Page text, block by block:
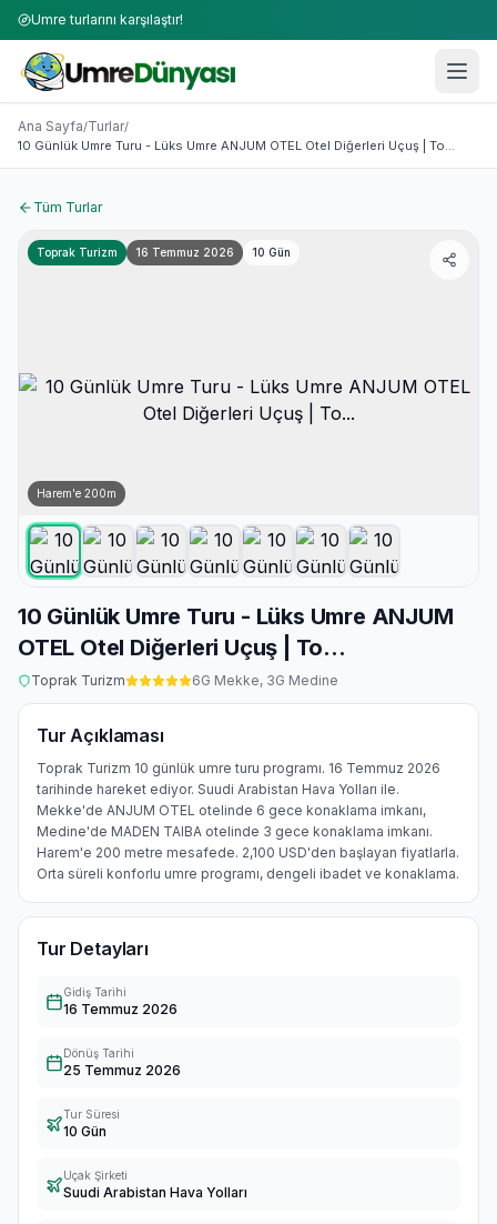
Umre turlarını karşılaştır!
Umre Turları 2026-2027 | 50+ Firma Karşılaştırması
10 Günlük Umre Turu - Lüks Umre ANJUM OTEL Otel
Ana Sayfa/Turlar/
10 Günlük Umre Turu - Lüks Umre ANJUM OTEL Otel Diğerleri Uçuş | To...
Tüm Turlar
Toprak Turizm 16 Temmuz 2026 10 Gün
Harem'e 200m
10 Günlük Umre Turu - Lüks Umre ANJUM
OTEL Otel Diğerleri Uçuş | To...
Toprak Turizm 6G Mekke, 3G Medine
Tur Açıklaması
Toprak Turizm 10 günlük umre turu programı. 16 Temmuz 2026
tarihinde hareket ediyor. Suudi Arabistan Hava Yolları ile.
Mekke'de ANJUM OTEL otelinde 6 gece konaklama imkanı,
Medine'de MADEN TAIBA otelinde 3 gece konaklama imkanı.
Harem'e 200 metre mesafede. 2,100 USD'den başlayan fiyatlarla.
Orta süreli konforlu umre programı, dengeli ibadet ve konaklama.
Tur Detayları
Gidiş Tarihi
16 Temmuz 2026
Dönüş Tarihi
25 Temmuz 2026
Tur Süresi
10 Gün
Uçak Şirketi
Suudi Arabistan Hava Yolları